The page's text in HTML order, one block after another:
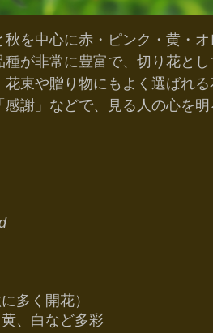
を中心に赤・ピンク・黄・
が非常に豊富で、切り花と
束や贈り物にもよく選ばれ
謝」などで、見る人の心を
多く開花）
、白など多彩